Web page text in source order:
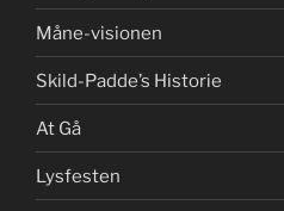
Måne-visionen
Skild-Padde’s Historie
At Gå
Lysfesten